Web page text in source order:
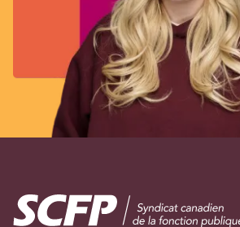
Image